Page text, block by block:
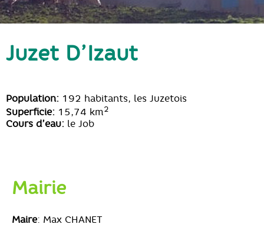
Juzet D’Izaut
Population: 192 habitants, les Juzetois
Superficie: 15,74 km2
Cours d’eau: le Job
Mairie
Maire: Max CHANET